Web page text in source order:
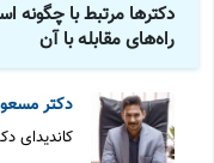
دکترها مرتبط با چگونه
راه‌های مقابله با آن
دکتر
کاندیدای